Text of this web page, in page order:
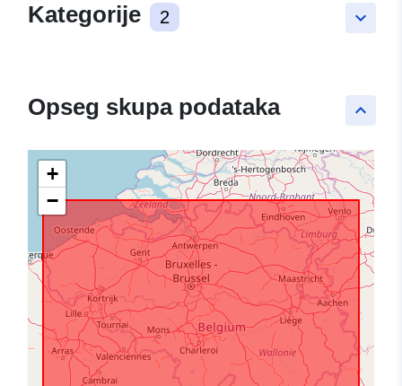
keyboard_arrow_down
Kategorije 2
keyboard_arrow_up
Opseg skupa podataka
+
−